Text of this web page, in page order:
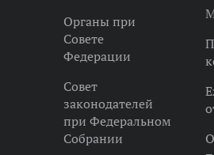
Органы при
Совете
Федерации
Совет
законодателей
при Федеральном
Собрании